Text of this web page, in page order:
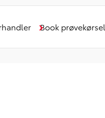
Book prøvekørsel